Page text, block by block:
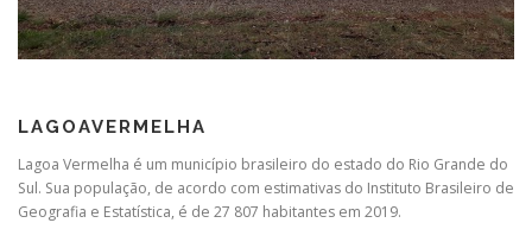
LAGOAVERMELHA
Lagoa Vermelha é um município brasileiro do estado do Rio Grande do
Sul. Sua população, de acordo com estimativas do Instituto Brasileiro de
Geografia e Estatística, é de 27 807 habitantes em 2019.